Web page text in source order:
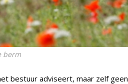
berm
bestuur adviseert, maar zelf geen